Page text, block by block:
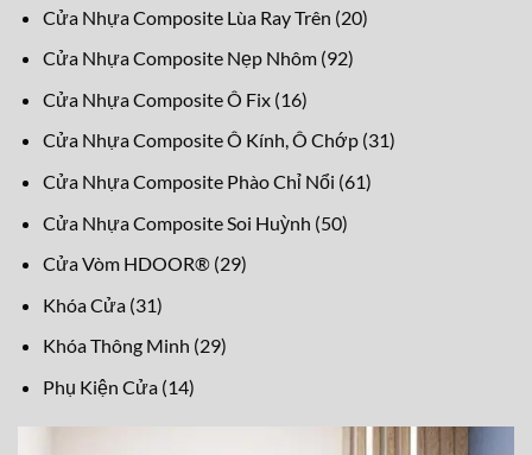
phẩm
Cửa Nhựa Composite Lùa Ray Trên 2020
Cửa Nhựa Composite Nẹp Nhôm 9292
Cửa Nhựa Composite Ô Fix 1616
sản
Cửa Nhựa Composite Ô Kính, Ô Chớp 3131
Cửa Nhựa Composite Phào Chỉ Nổi 6161
Cửa Nhựa Composite Soi Huỳnh 5050
Cửa Vòm HDOOR® 2929
Khóa Cửa 3131
phẩm
Khóa Thông Minh 2929
Phụ Kiện Cửa 1414